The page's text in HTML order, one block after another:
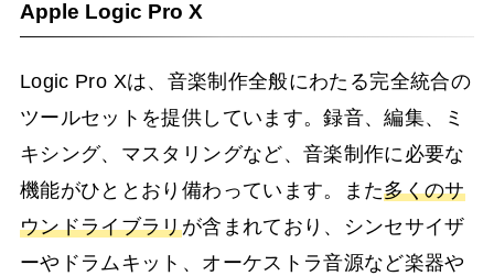
Apple Logic Pro X
Logic Pro Xは、音楽制作全般にわたる完全統合の
ツールセットを提供しています。録音、編集、ミ
キシング、マスタリングなど、音楽制作に必要な
機能がひととおり備わっています。また多くのサ
ウンドライブラリが含まれており、シンセサイザ
ーやドラムキット、オーケストラ音源など楽器や